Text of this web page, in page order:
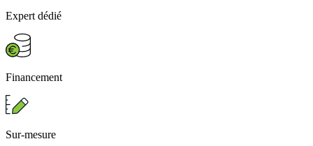
Expert dédié
Financement
Sur-mesure